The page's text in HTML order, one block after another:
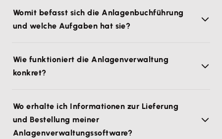
Womit befasst sich die Anlagenbuchführung
und welche Aufgaben hat sie?
Wie funktioniert die Anlagenverwaltung
konkret?
Wo erhalte ich Informationen zur Lieferung
und Bestellung meiner
Anlagenverwaltungssoftware?